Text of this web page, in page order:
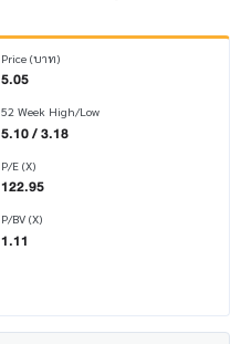
Price (บาท)
5.05
52 Week High/Low
5.10 / 3.18
P/E (X)
122.95
P/BV (X)
1.11